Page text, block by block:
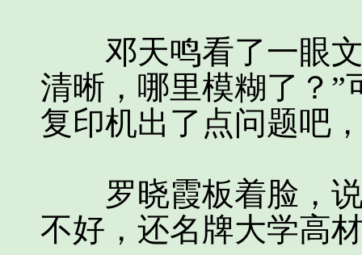
邓天鸣看了一眼文
清晰，哪里模糊了？”
复印机出了点问题吧
罗晓霞板着脸，说
不好，还名牌大学高